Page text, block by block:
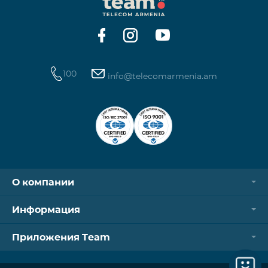
операторов. Для корректной идентификации Wi-
Fi и VPN должны быть отключен
100 info@telecomarmenia.am
О компании
Информация
Приложения Team